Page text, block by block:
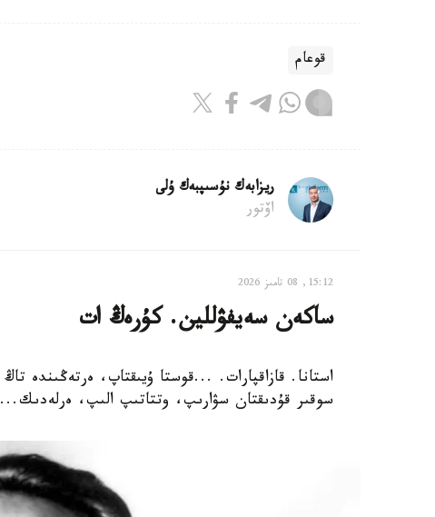
قوعام
ريزابەك نۇسىپبەك ۇلى
اۆتور
15:12, 08 تامىز 2026
ساكەن سەيفۋللين. كۇرەڭ ات
استانا. قازاقپارات. ...قوستا ۇيىقتاپ، ەرتەڭىندە
سوقىر قۇدىقتان سۋارىپ، وتتاتىپ الىپ، ەرلەدىك...